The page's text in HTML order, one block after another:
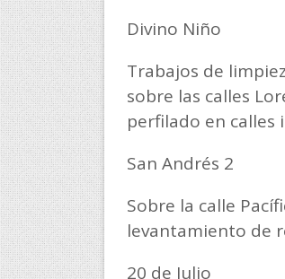
Divino Niño
Trabajos de
sobre las calles
perfilado en calles
San Andrés 2
Sobre la calle
levantamiento de
20 de Julio